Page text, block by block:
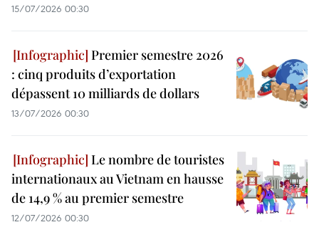
15/07/2026 00:30
Premier semestre 2026
: cinq produits d’exportation
dépassent 10 milliards de dollars
13/07/2026 00:30
Le nombre de touristes
internationaux au Vietnam en hausse
de 14,9 % au premier semestre
12/07/2026 00:30